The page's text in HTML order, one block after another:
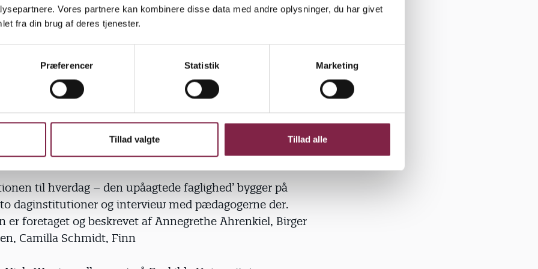
Vores partnere kan kombinere disse data med andre oplysninger, du har givet
fra din brug af deres tjenester.
Præferencer Statistik Marketing
Tillad valgte Tillad alle
spørger forskeren og henviser til en kommentar fra en
kunne være en rigtig god ting, for det er efterhånden
børn kan få lov til at være børn’.
til hverdag – den upåagtede faglighed’ bygger på
daginstitutioner og interview med pæda­gogerne der.
er foretaget og beskrevet af Annegrethe Ahrenkiel, Birger
Camilla Schmidt, Finn